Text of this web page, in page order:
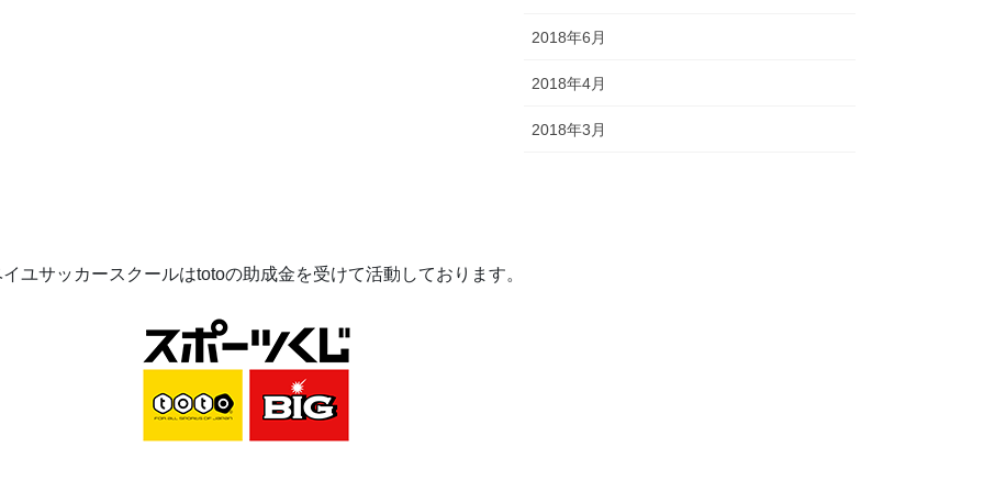
2018年6月
2018年4月
2018年3月
ユサッカースクールはtotoの助成金を受けて活動してお ります。